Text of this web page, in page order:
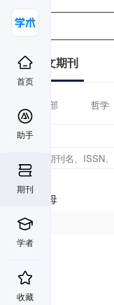
首页
助手
期刊
学者
收藏
中文期刊
全部 哲学
首字母
E